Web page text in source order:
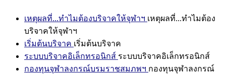
เหตุผลที่...ทำไมต้องบริจาคให้จุฬาฯ เหตุผลที่...ทำไมต้อง
บริจาคให้จุฬาฯ
เริ่มต้นบริจาค เริ่มต้นบริจาค
ระบบบริจาคอิเล็กทรอนิกส์ ระบบบริจาคอิเล็กทรอนิกส์
กองทุนจุฬาลงกรณ์บรมราชสมภพฯ กองทุนจุฬาลงกรณ์